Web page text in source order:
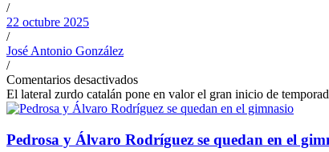
/
22 octubre 2025
/
José Antonio González
/
Comentarios desactivados
El lateral zurdo catalán pone en valor el gran inicio de
Pedrosa y Álvaro Rodríguez se quedan en el